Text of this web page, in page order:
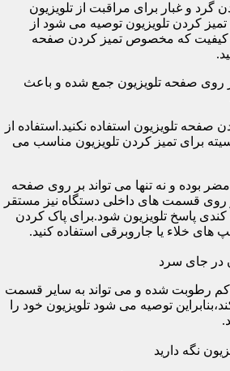
گرد و غبار برای مراقبت از تلویزیون
کردن تلویزیون توصیه می شود از
کیفیت که مخصوص تمیز کردن صفحه
روی صفحه تلویزیون جمع شده و باعث
صفحه تلویزیون استفاده نکنید.استفاده از
برای تمیز کردن تلویزیون مناسب می
مضر بوده و نه تنها می تواند بر روی صفحه
روی قسمت های داخلی دستگاه نیز مستقر
پاسخ تلویزیون شود.برای پاک کردن
های خلاء یا جاروبرقی استفاده کنید.
رطوبت شده و می تواند به سایر قسمت
توصیه می شود تلویزیون خود را